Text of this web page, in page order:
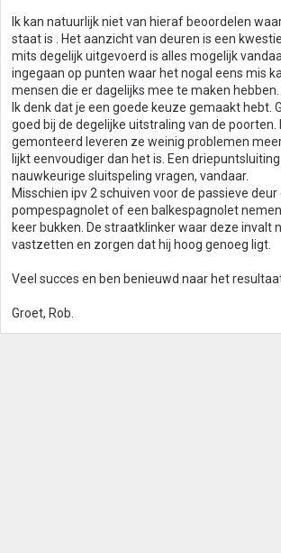
Ik kan natuurlijk niet van hieraf beoordelen
staat is . Het aanzicht van deuren is een
mits degelijk uitgevoerd is alles mogelijk
ingegaan op punten waar het nogal eens mis
mensen die er dagelijks mee te maken hebben.
Ik denk dat je een goede keuze gemaakt hebt.
goed bij de degelijke uitstraling van de poorten.
gemonteerd leveren ze weinig problemen
lijkt eenvoudiger dan het is. Een
nauwkeurige sluitspeling vragen, vandaar.
Misschien ipv 2 schuiven voor de passieve deur
pompespagnolet of een balkespagnolet
keer bukken. De straatklinker waar deze invalt
vastzetten en zorgen dat hij hoog genoeg ligt.
Veel succes en ben benieuwd naar het
Groet, Rob.